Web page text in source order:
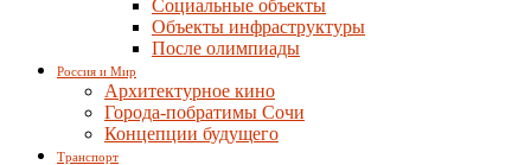
Социальные объекты
Объекты инфраструктуры
После олимпиады
Россия и Мир
Архитектурное кино
Города-побратимы Сочи
Концепции будущего
Транспорт